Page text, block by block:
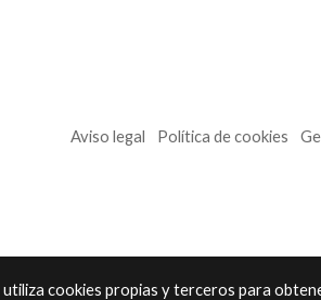
Aviso legal Política de cookies
utiliza cookies propias y terceros para